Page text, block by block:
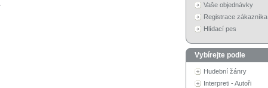
Vaše objednávky
Registrace zákazníka
Hlídací pes
Vybírejte podle
Hudební žánry
Interpreti - Autoři